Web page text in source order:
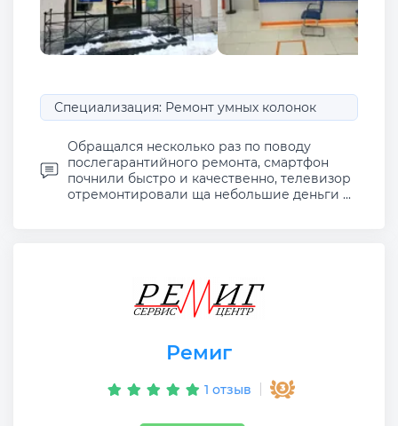
Специализация: Ремонт умных колонок
Обращался несколько раз по поводу
послегарантийного ремонта, смартфон
почнили быстро и качественно, телевизор
отремонтировали ща небольшие деньги ...
Ремиг
1 отзыв